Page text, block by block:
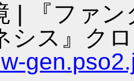
| 『ファン
シス』ク